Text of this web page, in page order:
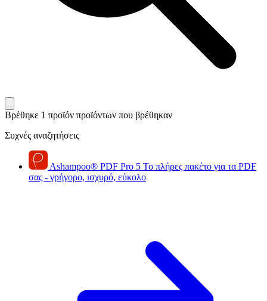
Βρέθηκε 1 προϊόν προϊόντων που βρέθηκαν
Συχνές αναζητήσεις
Ashampoo® PDF Pro 5 Το πλήρες πακέτο για τα PDF
σας - γρήγορο, ισχυρό, εύκολο